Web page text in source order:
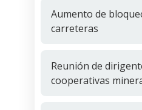
Aumento de
carreteras
Reunión de
cooperativas